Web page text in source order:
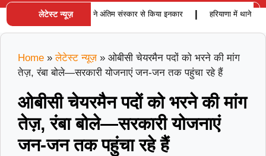
लेटेस्ट न्यूज़
कारोबारी की मौत, बेटियों ने अंतिम संस्कार से किया इनकार | हरियाणा में थाने के
Home » लेटेस्ट न्यूज़ »ओबीसी चेयरमैन पदों को भरने की मांग
तेज़, रंबा बोले—सरकारी योजनाएं जन-जन तक पहुंचा रहे हैं
ओबीसी चेयरमैन पदों को भरने की मांग
तेज़, रंबा बोले—सरकारी योजनाएं
जन-जन तक पहुंचा रहे हैं